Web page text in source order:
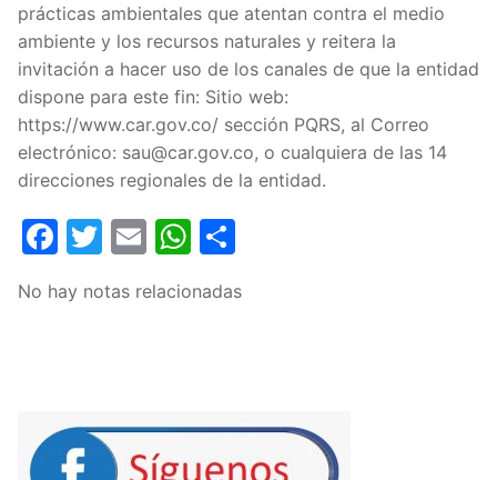
prácticas ambientales que atentan contra el medio
ambiente y los recursos naturales y reitera la
invitación a hacer uso de los canales de que la entidad
dispone para este fin: Sitio web:
https://www.car.gov.co/ sección PQRS, al Correo
electrónico: sau@car.gov.co, o cualquiera de las 14
direcciones regionales de la entidad.
Facebook
Twitter
EmailWhatsApp
No hay notas relacionadas